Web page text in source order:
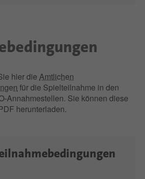
hier die Amtlichen
für die Spielteilnahme in den
Annahmestellen. Sie können diese
herunterladen.